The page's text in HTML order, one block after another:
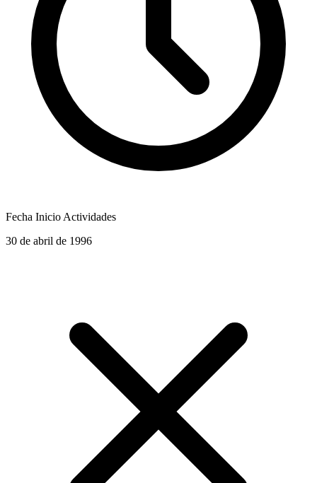
Fecha Inicio Actividades
30 de abril de 1996